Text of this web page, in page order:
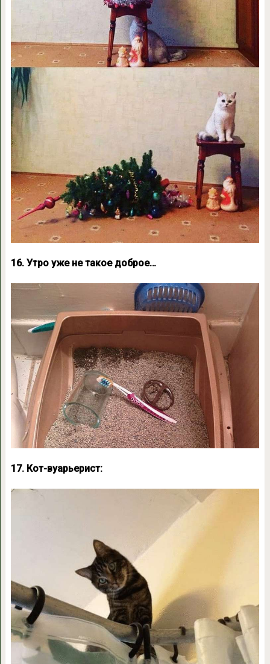
16. Утро уже не такое доброе…
17. Кот-вуарьерист: